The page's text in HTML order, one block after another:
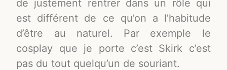
de justement rentrer dans un rôle qui
est différent de ce qu’on a l’habitude
d’être au naturel. Par exemple le
cosplay que je porte c’est Skirk c’est
pas du tout quelqu’un de souriant.